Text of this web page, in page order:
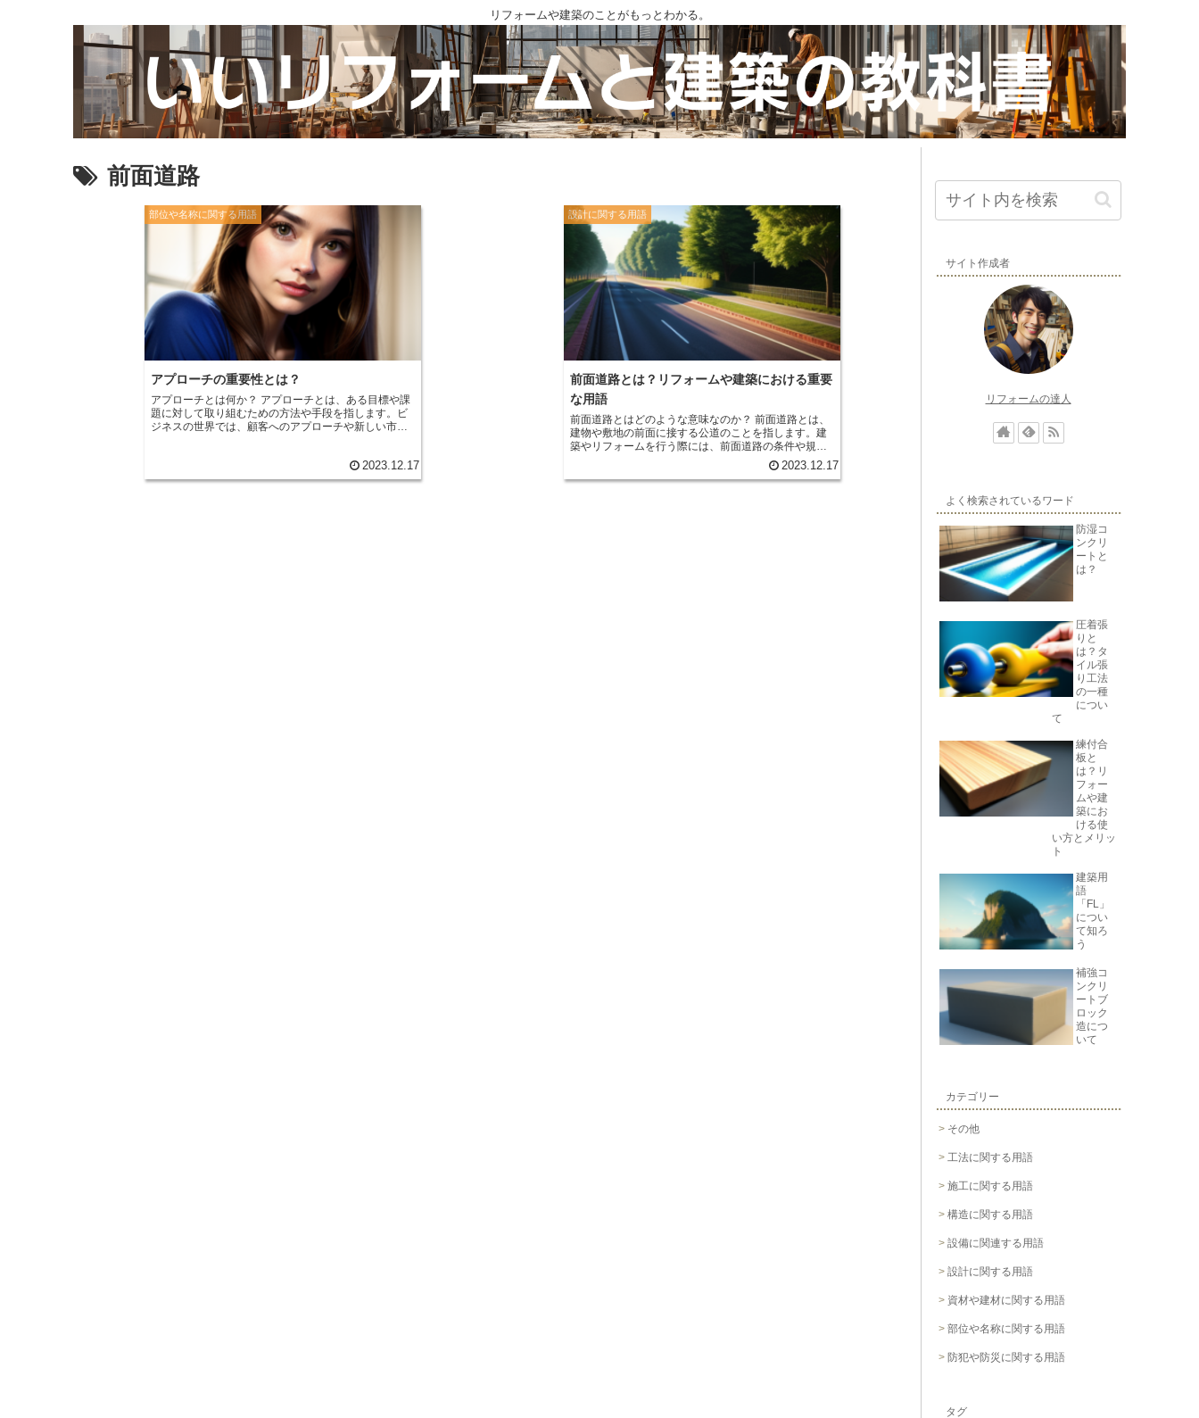
リフォームや建築のことがもっとわかる。
前面道路
部位や名称に関する用語
アプローチの重要性とは？
アプローチとは何か？ アプローチとは、ある目標や課
題に対して取り組むための方法や手段を指します。ビ
ジネスの世界では、顧客へのアプローチや新しい市場
素です。なぜなら、適切なアプローチがなければ、目
標を達成することは難しいからです。例えば、顧客へ
2023.12.17
設計に関する用語
前面道路とは？リフォームや建築における重要
な用語
前面道路とはどのような意味なのか？ 前面道路とは、
建物や敷地の前面に接する公道のことを指します。建
築やリフォームを行う際には、前面道路の条件や規制
重要な要素です。建物の用途や規模によって、前面道
路の幅員に最低限必要な条件が定められています。例
2023.12.17
サイト作成者
リフォームの達人
よく検索されているワード
防湿コ
ンクリ
ートと
は？
圧着張
りと
は？タ
イル張
り工法
の一種
につい
て
練付合
板と
は？リ
フォー
ムや建
築にお
ける使
い方とメリッ
ト
建築用
語
「FL」
につい
て知ろ
う
補強コ
ンクリ
ートブ
ロック
造につ
いて
カテゴリー
その他
工法に関する用語
施工に関する用語
構造に関する用語
設備に関連する用語
設計に関する用語
資材や建材に関する用語
部位や名称に関する用語
防犯や防災に関する用語
タグ